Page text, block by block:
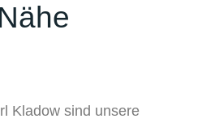
Nähe
Kladow sind unsere